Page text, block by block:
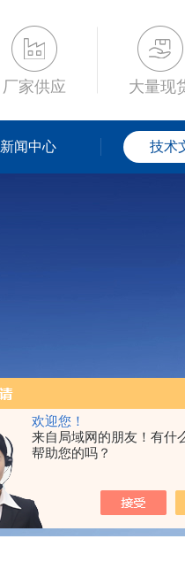
欢迎您！
来自局域网的朋友！有什
帮助您的吗？
厂家供应 大量现
新闻中心 技术